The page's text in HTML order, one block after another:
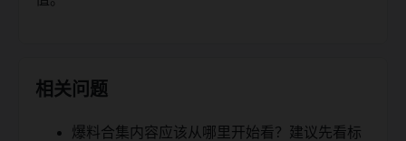
相关问题
爆料合集内容应该从哪里开始看？建议先看标